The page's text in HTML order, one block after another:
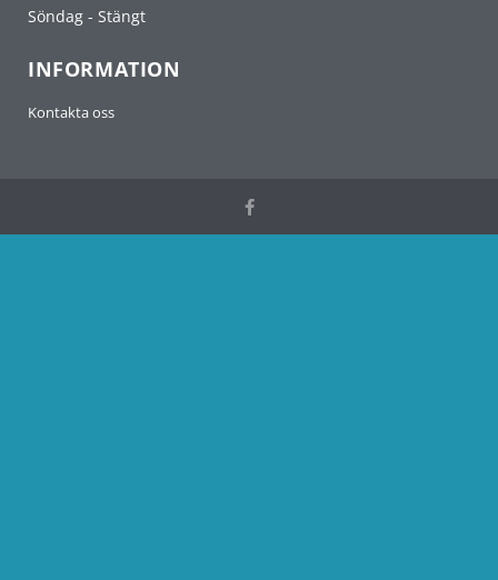
Söndag - Stängt
INFORMATION
Kontakta oss